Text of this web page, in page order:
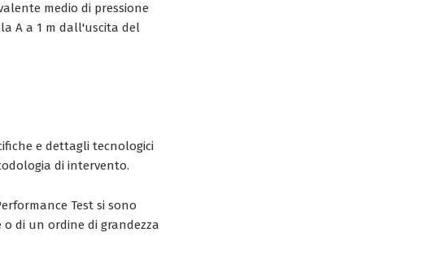
medio di pressione
A a 1 m dall'uscita del
e dettagli tecnologici
di intervento.
Test si sono
di un ordine di grandezza